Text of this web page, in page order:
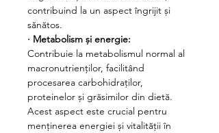
contribuind la un aspect îngrijit și
sănătos.
· Metabolism și energie:
Contribuie la metabolismul normal al
macronutrienților, facilitând
procesarea carbohidraților,
proteinelor și grăsimilor din dietă.
Acest aspect este crucial pentru
menținerea energiei și vitalității în